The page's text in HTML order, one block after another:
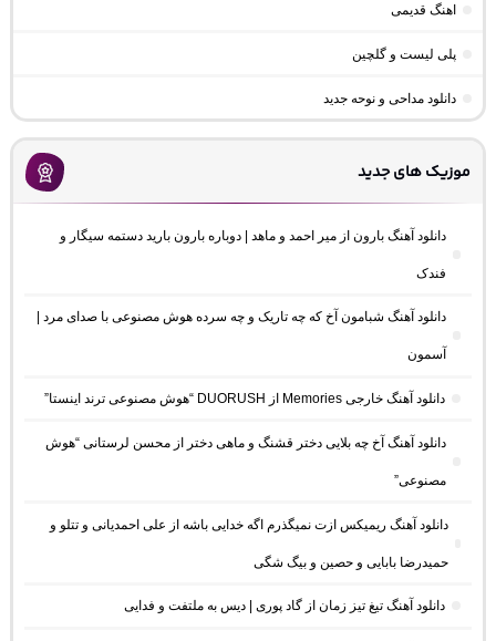
اهنگ قدیمی
پلی لیست و گلچین
دانلود مداحی و نوحه جدید
موزیک های جدید
دانلود آهنگ بارون از میر احمد و ماهد | دوباره بارون بارید دستمه سیگار و
فندک
دانلود آهنگ شبامون آخ که چه تاریک و چه سرده هوش مصنوعی با صدای مرد |
آسمون
دانلود آهنگ خارجی Memories از DUORUSH “هوش مصنوعی ترند اینستا”
دانلود آهنگ آخ چه بلایی دختر قشنگ و ماهی دختر از محسن لرستانی “هوش
مصنوعی”
دانلود آهنگ ریمیکس ازت نمیگذرم اگه خدایی باشه از علی احمدیانی و تتلو و
حمیدرضا بابایی و حصین و بیگ شگی
دانلود آهنگ تیغ تیز زمان از گاد پوری | دیس به ملتفت و فدایی